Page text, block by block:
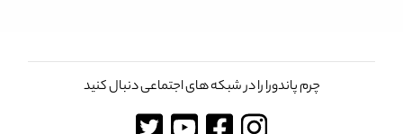
چرم پاندورا را در شبکه های اجتماعی دنبال کنید